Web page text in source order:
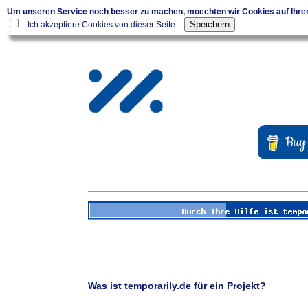
Um unseren Service noch besser zu machen, moechten wir Cookies auf
Ich akzeptiere Cookies von dieser Seite.
Was ist temporarily.de für ein Projekt?